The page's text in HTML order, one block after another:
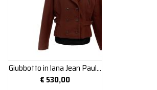
Giubbotto in lana Jean Paul Gaultier
€ 530,00